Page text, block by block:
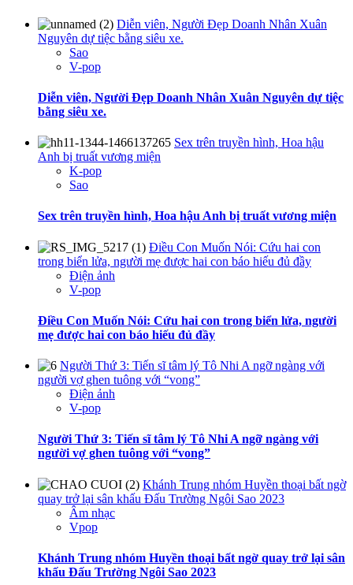
Diễn viên, Người Đẹp Doanh Nhân Xuân
Nguyên dự tiệc bằng siêu xe.
Sao
V-pop
Diễn viên, Người Đẹp Doanh Nhân Xuân Nguyên dự tiệc
bằng siêu xe.
Sex trên truyền hình, Hoa hậu
Anh bị truất vương miện
K-pop
Sao
Sex trên truyền hình, Hoa hậu Anh bị truất vương miện
Điều Con Muốn Nói: Cứu hai con
trong biển lửa, người mẹ được hai con báo hiếu đủ đầy
Điện ảnh
V-pop
Điều Con Muốn Nói: Cứu hai con trong biển lửa, người
mẹ được hai con báo hiếu đủ đầy
Người Thứ 3: Tiến sĩ tâm lý Tô Nhi A ngỡ ngàng với
người vợ ghen tuông với “vong”
Điện ảnh
V-pop
Người Thứ 3: Tiến sĩ tâm lý Tô Nhi A ngỡ ngàng với
người vợ ghen tuông với “vong”
Khánh Trung nhóm Huyền thoại bất ngờ
quay trở lại sân khấu Đấu Trường Ngôi Sao 2023
Âm nhạc
Vpop
Khánh Trung nhóm Huyền thoại bất ngờ quay trở lại sân
khấu Đấu Trường Ngôi Sao 2023